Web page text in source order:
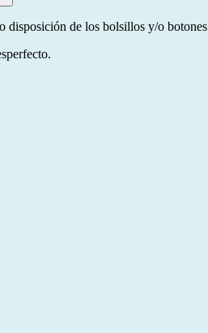
disposición de los bolsillos y/o botones